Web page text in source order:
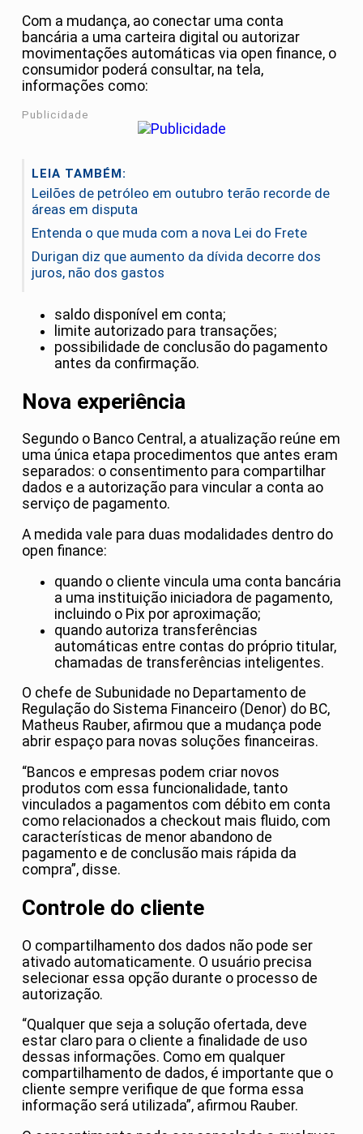
Com a mudança, ao conectar uma conta
bancária a uma carteira digital ou autorizar
movimentações automáticas via open finance, o
consumidor poderá consultar, na tela,
informações como:
Publicidade
LEIA TAMBÉM:
Leilões de petróleo em outubro terão recorde de
áreas em disputa
Entenda o que muda com a nova Lei do Frete
Durigan diz que aumento da dívida decorre dos
juros, não dos gastos
saldo disponível em conta;
limite autorizado para transações;
possibilidade de conclusão do pagamento
antes da confirmação.
Nova experiência
Segundo o Banco Central, a atualização reúne em
uma única etapa procedimentos que antes eram
separados: o consentimento para compartilhar
dados e a autorização para vincular a conta ao
serviço de pagamento.
A medida vale para duas modalidades dentro do
open finance:
quando o cliente vincula uma conta bancária
a uma instituição iniciadora de pagamento,
incluindo o Pix por aproximação;
quando autoriza transferências
automáticas entre contas do próprio titular,
chamadas de transferências inteligentes.
O chefe de Subunidade no Departamento de
Regulação do Sistema Financeiro (Denor) do BC,
Matheus Rauber, afirmou que a mudança pode
abrir espaço para novas soluções financeiras.
“Bancos e empresas podem criar novos
produtos com essa funcionalidade, tanto
vinculados a pagamentos com débito em conta
como relacionados a checkout mais fluido, com
características de menor abandono de
pagamento e de conclusão mais rápida da
compra”, disse.
Controle do cliente
O compartilhamento dos dados não pode ser
ativado automaticamente. O usuário precisa
selecionar essa opção durante o processo de
autorização.
“Qualquer que seja a solução ofertada, deve
estar claro para o cliente a finalidade de uso
dessas informações. Como em qualquer
compartilhamento de dados, é importante que o
cliente sempre verifique de que forma essa
informação será utilizada”, afirmou Rauber.